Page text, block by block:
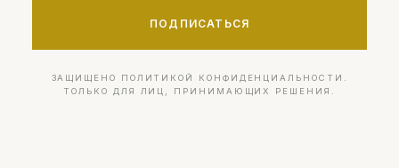
ПОДПИСАТЬСЯ
ЗАЩИЩЕНО ПОЛИТИКОЙ КОНФИДЕНЦИАЛЬНОСТИ.
ТОЛЬКО ДЛЯ ЛИЦ, ПРИНИМАЮЩИХ РЕШЕНИЯ.